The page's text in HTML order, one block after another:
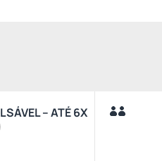
– ATÉ 6X